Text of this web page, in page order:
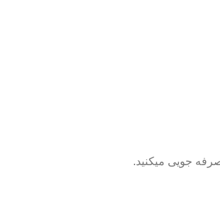
جویی میکنید.